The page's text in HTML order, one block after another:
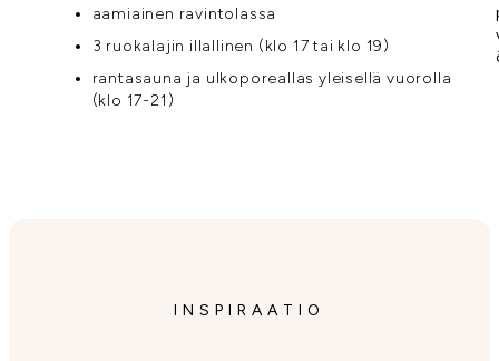
aamiainen ravintolassa
3 ruokalajin illallinen (klo 17 tai klo 19)
rantasauna ja ulkoporeallas yleisellä vuorolla
(klo 17-21)
INSPIRAATIO